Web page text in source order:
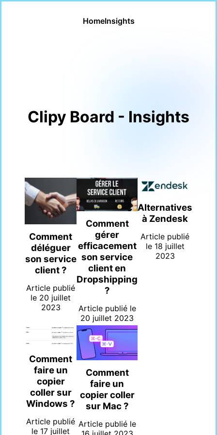
HomeInsights
Clipy Board - Insights
Comment
déléguer
son service
client ?
Article publié
le 20 juillet
2023
Comment
gérer
efficacement
son service
client en
Dropshipping
?
Article publié le
20 juillet 2023
Alternatives
à Zendesk
Article publié
le 18 juillet
2023
Comment
faire un
copier
coller sur
Windows ?
Article publié
le 17 juillet
Comment
faire un
copier coller
sur Mac ?
Article publié le